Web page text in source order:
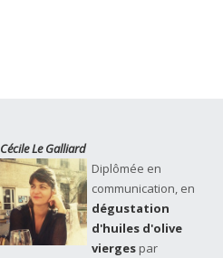
Cécile Le Galliard
Diplômée en
communication, en
dégustation
d'huiles d'olive
vierges par